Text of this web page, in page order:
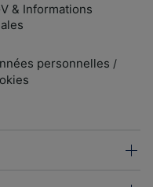
& Informations
personnelles /